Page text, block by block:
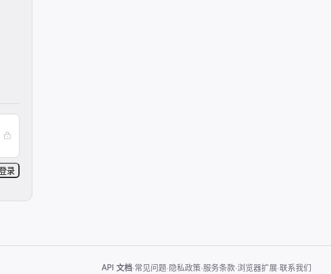
录
API 文档·常见问题·隐私政策·服务条款·浏览器扩展·联系我们